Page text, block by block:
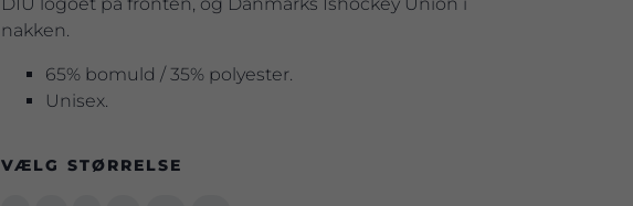
nakken.
65% bomuld / 35% polyester.
Unisex.
VÆLG STØRRELSE